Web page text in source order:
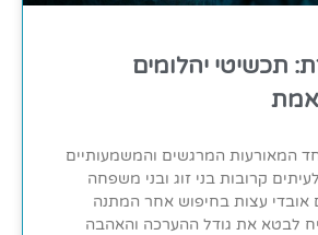
תכשיטי יהלומים
המאורעות המרגשים והמשמעותיים
קרובות בני זוג ובני משפחה
עצות בחיפוש אחר המתנה
לבטא את גודל ההערכה והאהבה